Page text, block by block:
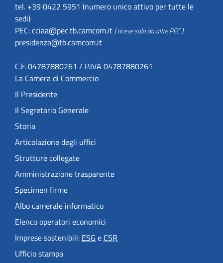
tel. +39 0422 5951 (numero unico attivo per tutte le
sedi)
PEC:cciaa@pec.tb.camcom.it ( riceve solo da altre PEC )
presidenza@tb.camcom.it
C.F. 04787880261 / P.IVA 04787880261
La Camera di Commercio
Il Presidente
Il Segretario Generale
Storia
Articolazione degli uffici
Strutture collegate
Amministrazione trasparente
Specimen firme
Albo camerale informatico
Elenco operatori economici
Imprese sostenibili:ESGeCSR
Ufficio stampa